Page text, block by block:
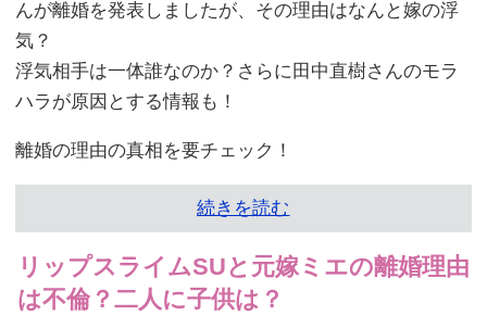
んが離婚を発表しましたが、その理由はなんと嫁の浮
気？
浮気相手は一体誰なのか？さらに田中直樹さんのモラ
ハラが原因とする情報も！
離婚の理由の真相を要チェック！
続きを読む
リップスライムSUと元嫁ミエの離婚理由
は不倫？二人に子供は？